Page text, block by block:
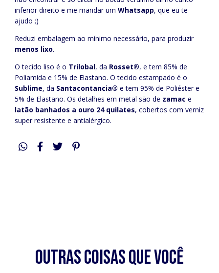
inferior direito e me mandar um Whatsapp, que eu te
ajudo ;)
Reduzi embalagem ao mínimo necessário, para produzir
menos lixo.
O tecido liso é o Trilobal, da Rosset®, e tem 85% de
Poliamida e 15% de Elastano. O tecido estampado é o
Sublime, da Santacontancia® e tem 95% de Poliéster e
5% de Elastano. Os detalhes em metal são de zamac e
latão banhados a ouro 24 quilates, cobertos com verniz
super resistente e antialérgico.
Outras coisas que você